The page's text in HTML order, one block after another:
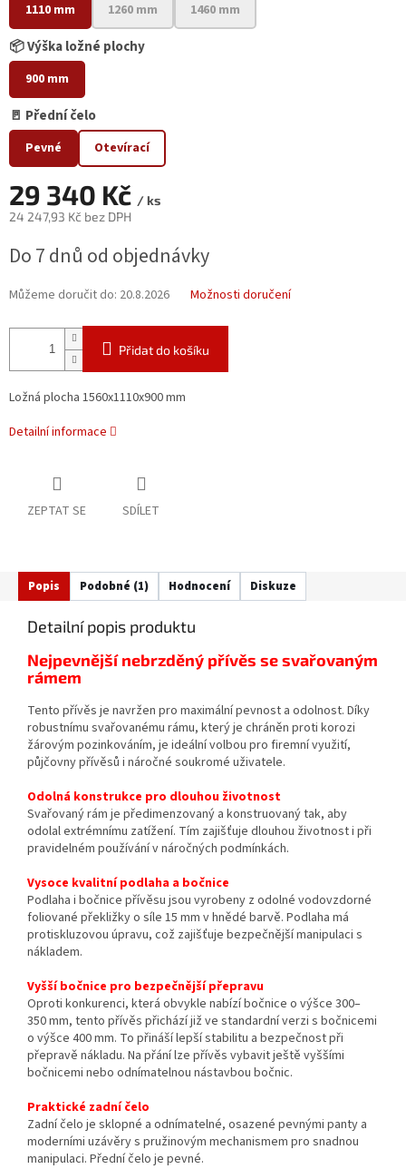
1110 mm 1260 mm 1460 mm
📦 Výška ložné plochy
900 mm
🚪 Přední čelo
Pevné Otevírací
29 340 Kč / ks
24 247,93 Kč bez DPH
cena:
Do 7 dnů od objednávky
Můžeme doručit do: 20.8.2026 Možnosti doručení
Přidat do košíku
Ložná plocha 1560x1110x900 mm
Detailní informace
ZEPTAT SE SDÍLET
Popis Podobné (1) Hodnocení Diskuze
Detailní popis produktu
Nejpevnější nebrzděný přívěs se svařovaným
rámem
Tento přívěs je navržen pro maximální pevnost a odolnost. Díky
robustnímu svařovanému rámu, který je chráněn proti korozi
žárovým pozinkováním, je ideální volbou pro firemní využití,
půjčovny přívěsů i náročné soukromé uživatele.
Odolná konstrukce pro dlouhou životnost
Svařovaný rám je předimenzovaný a konstruovaný tak, aby
odolal extrémnímu zatížení. Tím zajišťuje dlouhou životnost i při
pravidelném používání v náročných podmínkách.
Vysoce kvalitní podlaha a bočnice
Podlaha i bočnice přívěsu jsou vyrobeny z odolné vodovzdorné
foliované překližky o síle 15 mm v hnědé barvě. Podlaha má
protiskluzovou úpravu, což zajišťuje bezpečnější manipulaci s
nákladem.
Vyšší bočnice pro bezpečnější přepravu
Oproti konkurenci, která obvykle nabízí bočnice o výšce 300–
350 mm, tento přívěs přichází již ve standardní verzi s bočnicemi
o výšce 400 mm. To přináší lepší stabilitu a bezpečnost při
přepravě nákladu. Na přání lze přívěs vybavit ještě vyššími
bočnicemi nebo odnímatelnou nástavbou bočnic.
Praktické zadní čelo
Zadní čelo je sklopné a odnímatelné, osazené pevnými panty a
moderními uzávěry s pružinovým mechanismem pro snadnou
manipulaci. Přední čelo je pevné.